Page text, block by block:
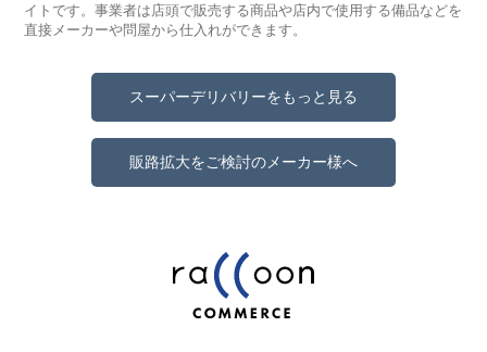
イトです。事業者は店頭で販売する商品や店内で使用する備品などを
直接メーカーや問屋から仕入れができます。
スーパーデリバリーをもっと見る
販路拡大をご検討のメーカー様へ